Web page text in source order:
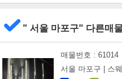
" 서울 마포구" 다른매
매물번호 : 61014
서울 마포구 |
스